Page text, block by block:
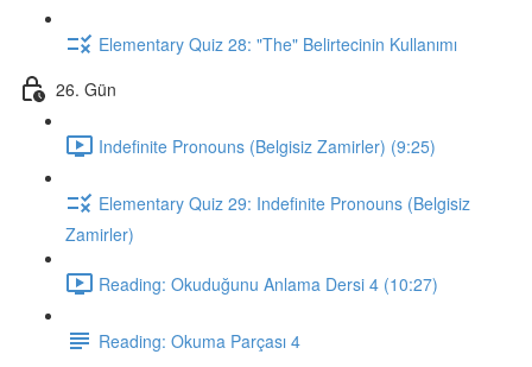
Elementary Quiz 28: "The" Belirtecinin Kullanımı
26. Gün
Indefinite Pronouns (Belgisiz Zamirler) (9:25)
Elementary Quiz 29: Indefinite Pronouns (Belgisiz
Zamirler)
Reading: Okuduğunu Anlama Dersi 4 (10:27)
Reading: Okuma Parçası 4